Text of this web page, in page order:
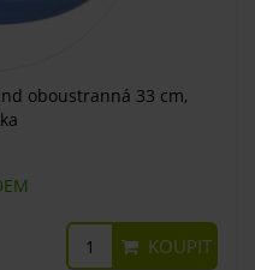
oboustranná 33 cm,
KOUPIT